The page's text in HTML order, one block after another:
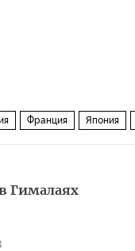
Франция Япония
2018, ЧМ-2018 по
Гималаях